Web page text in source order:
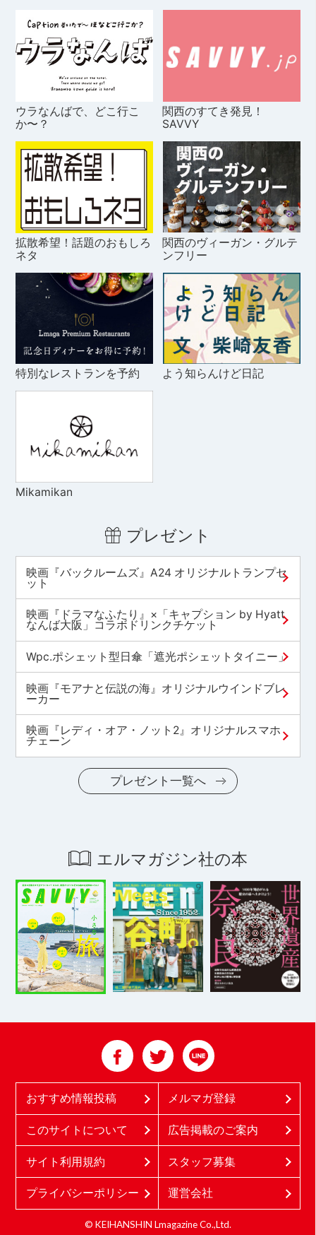
ウラなんばで、どこ行こ
か〜？
関西のすてき発見！
SAVVY
拡散希望！話題のおもしろ
ネタ
関西のヴィーガン・グルテ
ンフリー
特別なレストランを予約 よう知らんけど日記
Mikamikan
プレゼント
映画『バックルームズ』A24 オリジナルトランプセ
ット
映画『ドラマなふたり』×「キャプション by Hyatt
なんば大阪」コラボドリンクチケット
Wpc.ポシェット型日傘「遮光ポシェットタイニー」
映画『モアナと伝説の海』オリジナルウインドブレ
ーカー
映画『レディ・オア・ノット2』オリジナルスマホ
チェーン
プレゼント一覧へ
エルマガジン社の本
おすすめ情報投稿 メルマガ登録
このサイトについて 広告掲載のご案内
サイト利用規約 スタッフ募集
プライバシーポリシー 運営会社
© KEIHANSHIN Lmagazine Co.,Ltd.